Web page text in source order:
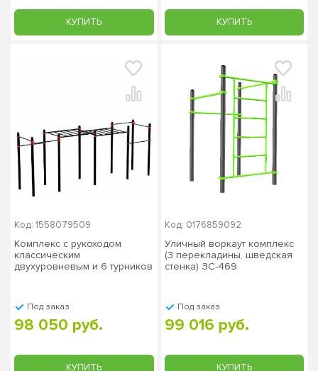
КУПИТЬ КУПИТЬ
Код: 1558079509
Комплекс с рукоходом
классическим
двухуровневым и 6 турников
Под заказ
98 050 руб.
КУПИТЬ
Код: 0176859092
Уличный воркаут комплекс
(3 перекладины, шведская
стенка) ЗС-469
Под заказ
99 016 руб.
КУПИТЬ